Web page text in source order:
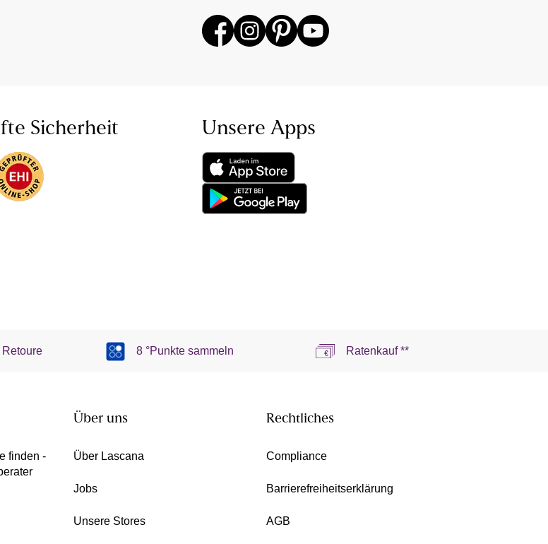
Sicherheit Unsere Apps
8 °Punkte sammeln Ratenkauf **
finden -
Über uns
Über Lascana
Jobs
Unsere Stores
Rechtliches
Compliance
Barrierefreiheitserklärung
AGB